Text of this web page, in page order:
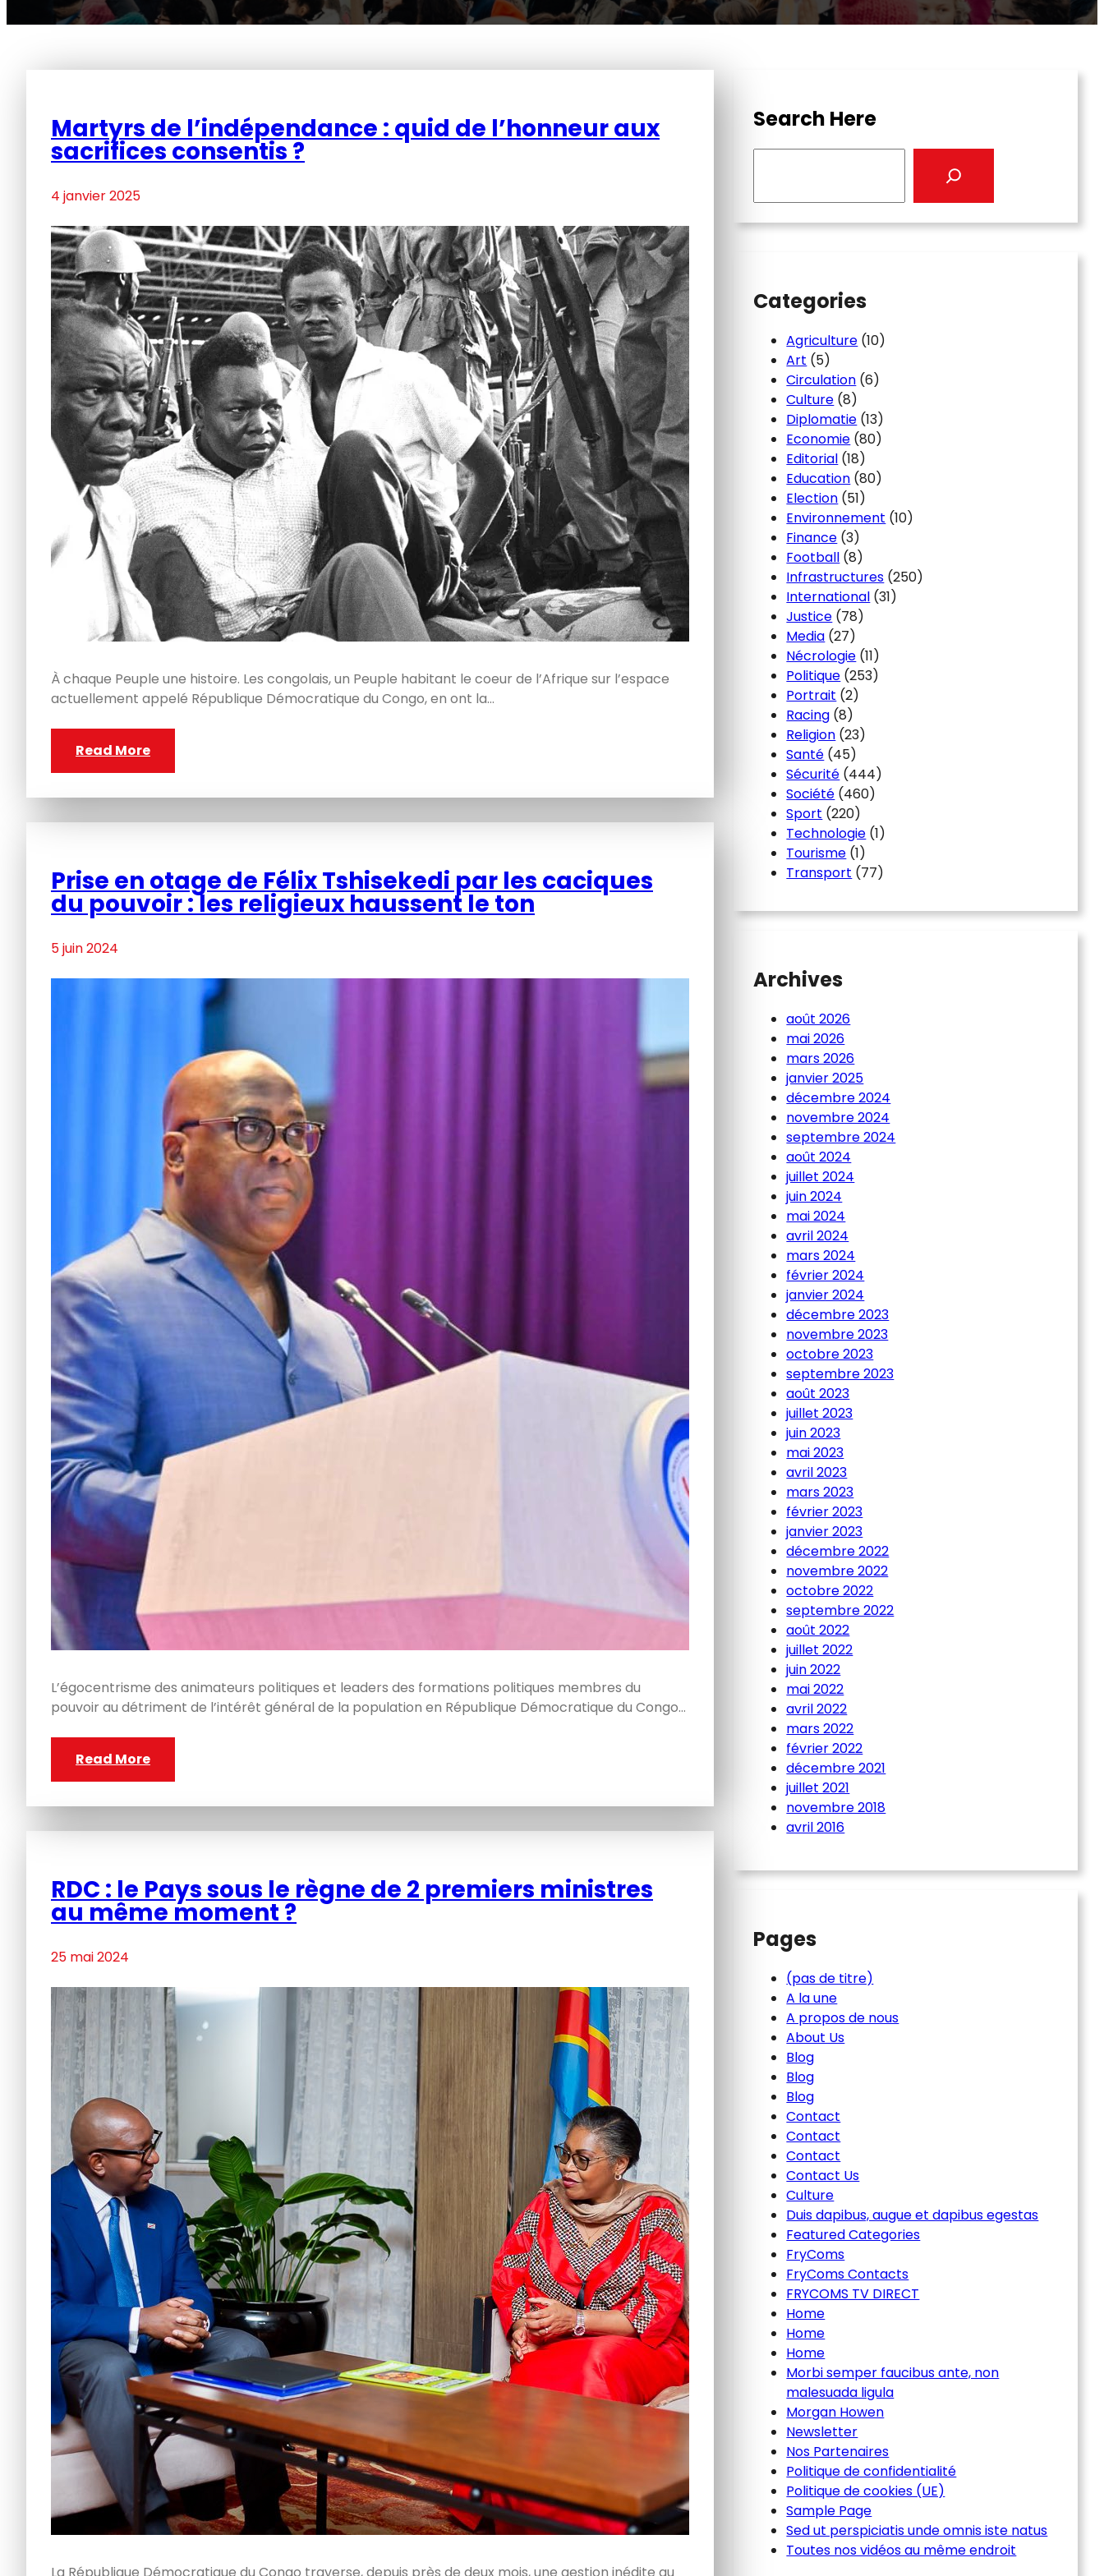
Martyrs de l’indépendance : quid de l’honneur aux
sacrifices consentis ?
4 janvier 2025
À chaque Peuple une histoire. Les congolais, un Peuple habitant le coeur de l’Afrique sur l’espace
actuellement appelé République Démocratique du Congo, en ont la…
Read More
Prise en otage de Félix Tshisekedi par les caciques
du pouvoir : les religieux haussent le ton
5 juin 2024
L’égocentrisme des animateurs politiques et leaders des formations politiques membres du
pouvoir au détriment de l’intérêt général de la population en République Démocratique du Congo…
Read More
RDC : le Pays sous le règne de 2 premiers ministres
au même moment ?
25 mai 2024
La République Démocratique du Congo traverse, depuis près de deux mois, une gestion inédite au
Search Here
Categories
Agriculture (10)
Art (5)
Circulation (6)
Culture (8)
Diplomatie (13)
Economie (80)
Editorial (18)
Education (80)
Election (51)
Environnement (10)
Finance (3)
Football (8)
Infrastructures (250)
International (31)
Justice (78)
Media (27)
Nécrologie (11)
Politique (253)
Portrait (2)
Racing (8)
Religion (23)
Santé (45)
Sécurité (444)
Société (460)
Sport (220)
Technologie (1)
Tourisme (1)
Transport (77)
Archives
août 2026
mai 2026
mars 2026
janvier 2025
décembre 2024
novembre 2024
septembre 2024
août 2024
juillet 2024
juin 2024
mai 2024
avril 2024
mars 2024
février 2024
janvier 2024
décembre 2023
novembre 2023
octobre 2023
septembre 2023
août 2023
juillet 2023
juin 2023
mai 2023
avril 2023
mars 2023
février 2023
janvier 2023
décembre 2022
novembre 2022
octobre 2022
septembre 2022
août 2022
juillet 2022
juin 2022
mai 2022
avril 2022
mars 2022
février 2022
décembre 2021
juillet 2021
novembre 2018
avril 2016
Pages
(pas de titre)
A la une
A propos de nous
About Us
Blog
Blog
Blog
Contact
Contact
Contact
Contact Us
Culture
Duis dapibus, augue et dapibus egestas
Featured Categories
FryComs
FryComs Contacts
FRYCOMS TV DIRECT
Home
Home
Home
Morbi semper faucibus ante, non
malesuada ligula
Morgan Howen
Newsletter
Nos Partenaires
Politique de confidentialité
Politique de cookies (UE)
Sample Page
Sed ut perspiciatis unde omnis iste natus
Toutes nos vidéos au même endroit